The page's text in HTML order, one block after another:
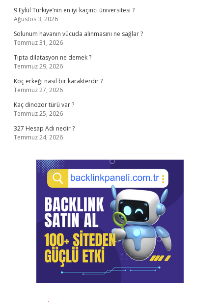
9 Eylül Türkiye’nin en iyi kaçıncı üniversitesi ?
Ağustos 3, 2026
Solunum havanın vücuda alınmasını ne sağlar ?
Temmuz 31, 2026
Tıpta dilatasyon ne demek ?
Temmuz 29, 2026
Koç erkeği nasıl bir karakterdir ?
Temmuz 27, 2026
Kaç dinozor türü var ?
Temmuz 25, 2026
327 Hesap Adı nedir ?
Temmuz 24, 2026